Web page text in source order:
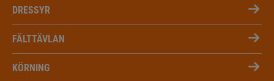
DRESSYR
FÄLTTÄVLAN
KÖRNING